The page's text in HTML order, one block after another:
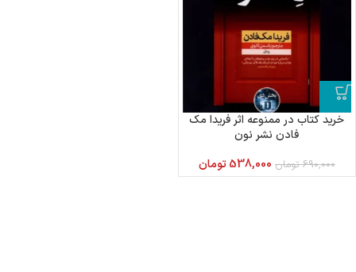
خرید کتاب در ممنوعه اثر فریدا مک
فادن نشر نون
690,000 تومان 538,000 تومان